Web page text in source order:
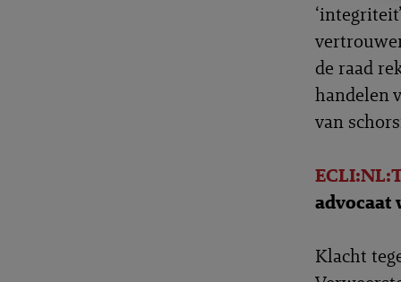
de raad
handelen
van
advocaat
Klacht